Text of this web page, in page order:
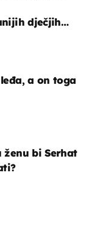
dječjih
a on toga
ženu bi Serhat